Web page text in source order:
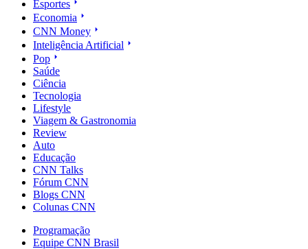
Esportes
Economia
CNN Money
Inteligência Artificial
Pop
Saúde
Ciência
Tecnologia
Lifestyle
Viagem & Gastronomia
Review
Auto
Educação
CNN Talks
Fórum CNN
Blogs CNN
Colunas CNN
Programação
Equipe CNN Brasil